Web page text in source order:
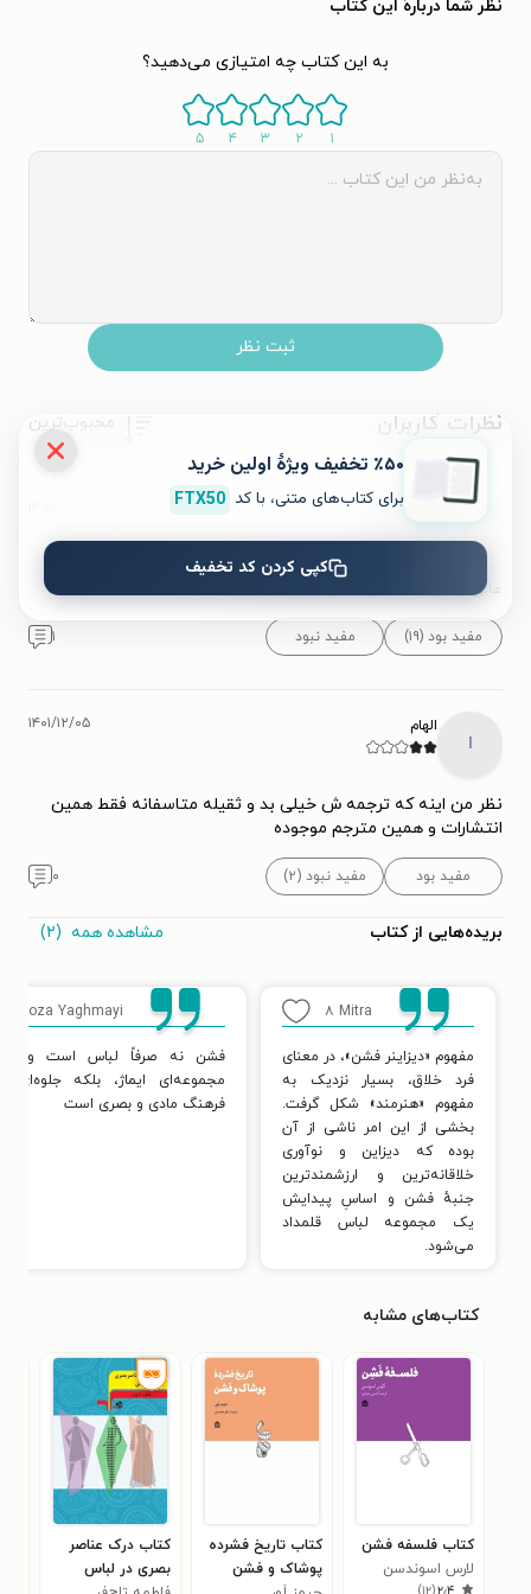
نظر شما دربارهٔ این کتاب
به این کتاب چه امتیازی می‌دهید؟
۱ ۲ ۳ ۴ ۵
ثبت نظر
نظرات کاربران محبوب‌ترین
M
عالی وفوق العاده ای کاش رایگان می بود
مفید بود (۱۹) مفید نبود ۱
ا
الهام ۱۴۰۱/۱۲/۰۵
نظر من اینه که ترجمه ش خیلی بد و ثقیله متاسفانه فقط همین
انتشارات و همین مترجم موجوده
مفید بود مفید نبود (۲) ۰
بریده‌هایی از کتاب مشاهده همه (۲)
Mitra ۸
مفهوم «دیزاینر فشن»، در معنای
فرد خلاق، بسیار نزدیک به
مفهوم «هنرمند» شکل گرفت.
بخشی از این امر ناشی از آن
بوده که دیزاین و نوآوری
خلاقانه‌ترین و ارزشمندترین
جنبهٔ فشن و اساسِ پیدایش
یک مجموعه لباس قلمداد
می‌شود.
Roza Yaghmayi
فشن نه صرفاً لباس است و نه
مجموعه‌ای ایماژ، بلکه جلوه‌ای
فرهنگ مادی و بصری است
کتاب‌های مشابه
کتاب فلسفه‌ فشن
لارس اسوندسن
کتاب تاریخ فشرده
پوشاک و فشن
کتاب درک عناصر
بصری در لباس
٪۵۰ تخفیف ویژۀ اولین خرید
برای کتاب‌های متنی، با کد FTX50
کپی کردن کد تخفیف